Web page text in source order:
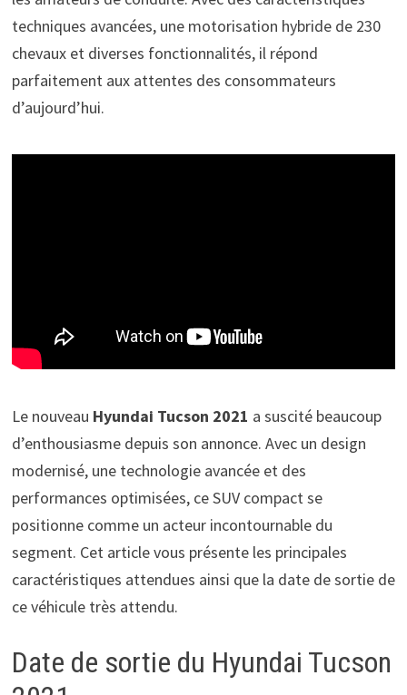
techniques avancées, une motorisation hybride de 230
chevaux et diverses fonctionnalités, il répond
parfaitement aux attentes des consommateurs
d’aujourd’hui.
Le nouveau Hyundai Tucson 2021 a suscité beaucoup
d’enthousiasme depuis son annonce. Avec un design
modernisé, une technologie avancée et des
performances optimisées, ce SUV compact se
positionne comme un acteur incontournable du
segment. Cet article vous présente les principales
caractéristiques attendues ainsi que la date de sortie de
ce véhicule très attendu.
Date de sortie du Hyundai Tucson